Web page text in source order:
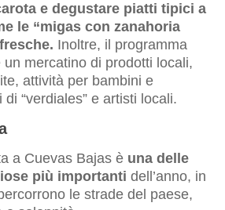
e degustare piatti tipici a
le “migas con zanahoria
Inoltre, il programma
un mercatino di prodotti locali,
attività per bambini e
“verdiales” e artisti locali.
a Cuevas Bajas è una delle
più importanti dell’anno, in
le strade del paese,